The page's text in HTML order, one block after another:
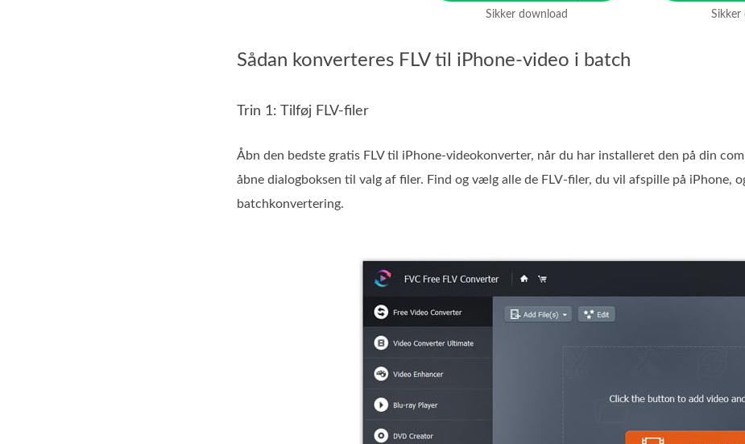
Sikker download Sikker
Sådan konverteres FLV til iPhone-video i batch
Trin 1: Tilføj FLV-filer
Åbn den bedste gratis FLV til iPhone-videokonverter, når du har installeret den på din
åbne dialogboksen til valg af filer. Find og vælg alle de FLV-filer, du vil afspille på iPhone,
batchkonvertering.